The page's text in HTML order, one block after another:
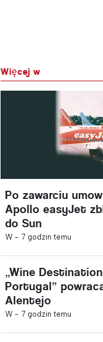
Więcej w
Po zawarciu
Apollo easyJet
do Sun
W - 7 godzin temu
„Wine Destination
Portugal”
Alentejo
W - 7 godzin temu